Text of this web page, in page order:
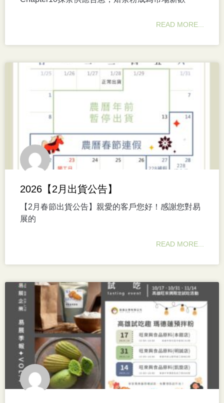
READ MORE...
2026【2月出貨公告】
【2月春節出貨公告】親愛的客戶您好！感謝您對易
展的
READ MORE...